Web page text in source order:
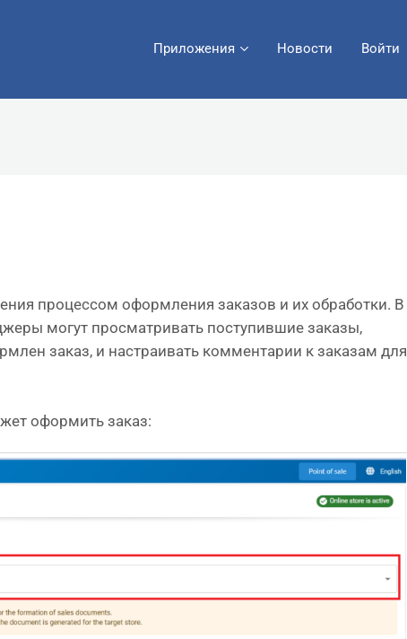
Приложения Новости Войти
процессом оформления заказов и их обработки. В
могут просматривать поступившие заказы,
заказ, и настраивать комментарии к заказам для
оформить заказ: